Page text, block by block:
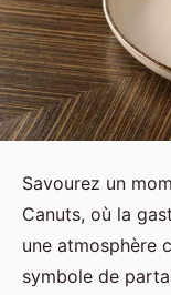
Savourez un
Canuts, où la
une atmosphère
symbole de